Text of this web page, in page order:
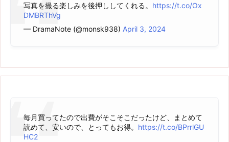
写真を撮る楽しみを後押ししてくれる。 https://t.co/Ox
DMBRThVg
— DramaNote (@monsk938) April 3, 2024
毎月買ってたので出費がそこそこだったけど、まとめて
読めて、安いので、とってもお得。 https://t.co/BPrrlGU
HC2